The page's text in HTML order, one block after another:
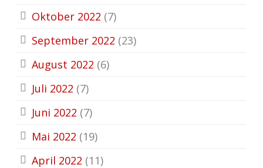
Oktober 2022 (7)
September 2022 (23)
August 2022 (6)
Juli 2022 (7)
Juni 2022 (7)
Mai 2022 (19)
April 2022 (11)